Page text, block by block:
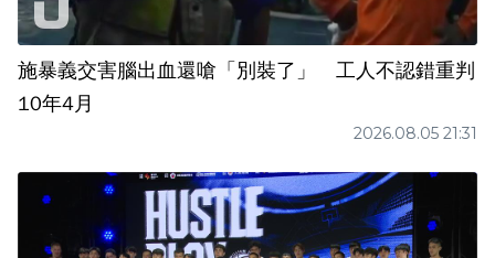
施暴義交害腦出血還嗆「別裝了」 工人不認錯重判
10年4月
2026.08.05 21:31